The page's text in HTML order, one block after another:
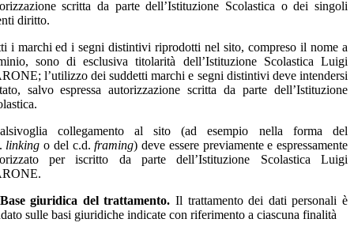
scritta da parte dell’Istituzione Scolastica o dei singoli
diritto.
i marchi ed i segni distintivi riprodotti nel sito, compreso il nome a
sono di esclusiva titolarità dell’Istituzione Scolastica Luigi
l’utilizzo dei suddetti marchi e segni distintivi deve intendersi
salvo espressa autorizzazione scritta da parte dell’Istituzione
collegamento al sito (ad esempio nella forma del
linkingo del c.d.framing) deve essere previamente e espressamente
per iscritto da parte dell’Istituzione Scolastica Luigi
Base giuridica del trattamento. Il trattamento dei dati personali è
sulle basi giuridiche indicate con riferimento a ciascuna finalità